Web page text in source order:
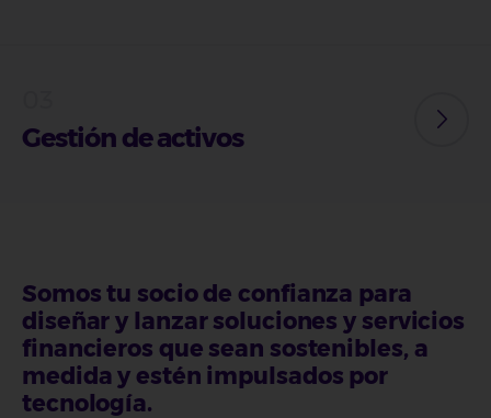
Gestión de activos
Somos tu socio de confianza para
diseñar y lanzar soluciones y servicios
financieros que sean sostenibles, a
medida y estén impulsados por
tecnología.